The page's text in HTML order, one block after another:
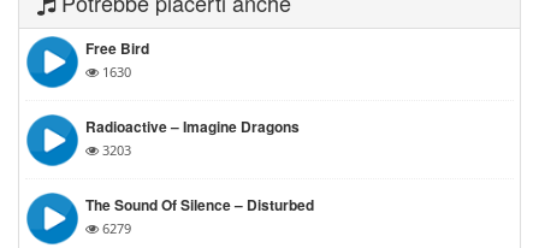
Free Bird
1630
Radioactive – Imagine Dragons
3203
The Sound Of Silence – Disturbed
6279